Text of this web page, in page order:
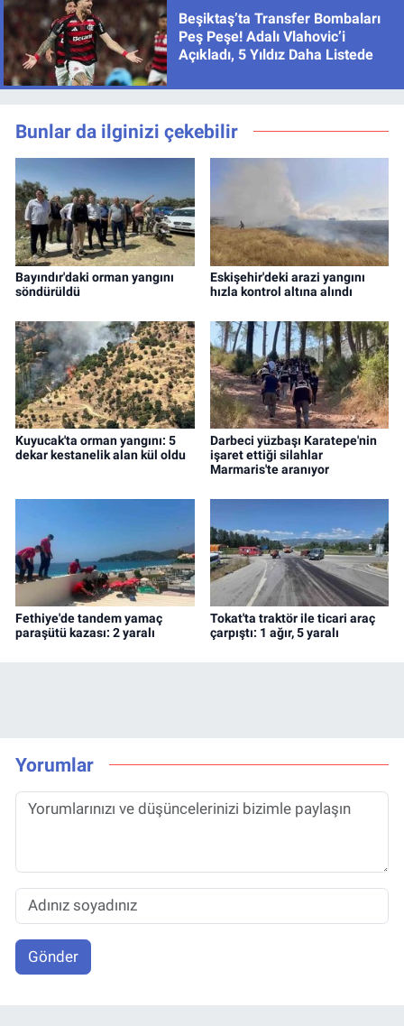
Beşiktaş’ta Transfer Bombaları
Peş Peşe! Adalı Vlahovic’i
Açıkladı, 5 Yıldız Daha Listede
Bunlar da ilginizi çekebilir
Bayındır'daki orman yangını
söndürüldü
Eskişehir'deki arazi yangını
hızla kontrol altına alındı
Kuyucak'ta orman yangını: 5
dekar kestanelik alan kül oldu
Darbeci yüzbaşı Karatepe'nin
işaret ettiği silahlar
Marmaris'te aranıyor
Fethiye'de tandem yamaç
paraşütü kazası: 2 yaralı
Tokat'ta traktör ile ticari araç
çarpıştı: 1 ağır, 5 yaralı
Yorumlar
Gönder